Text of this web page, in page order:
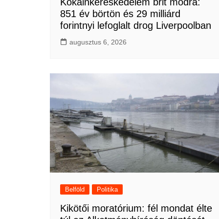
851 év börtön és 29 milliárd
forintnyi lefoglalt drog Liverpoolban
augusztus 6, 2026
Belföld Politika
Kikötői moratórium: fél mondat élte